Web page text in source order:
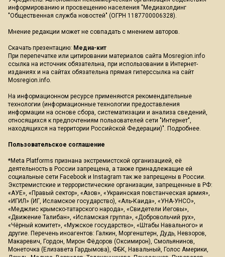
информированию и просвещению населения "Медиахолдинг
"Общественная служба новостей" (ОГРН 1187700006328).
Мнение редакции может не совпадать с мнением авторов.
Скачать презентацию: Медиа-кит
При перепечатке или цитировании материалов сайта Mosregion.info
ссылка на источник обязательна, при использовании в Интернет-
изданиях и на сайтах обязательна прямая гиперссылка на сайт
Mosregion.info.
На информационном ресурсе применяются рекомендательные
технологии (информационные технологии предоставления
информации на основе сбора, систематизации и анализа сведений,
относящихся к предпочтениям пользователей сети "Интернет",
находящихся на территории Российской Федерации)". Подробнее.
Пользовательское соглашение
*Meta Platforms признана экстремистской организацией, её
деятельность в России запрещена, а также принадлежащие ей
социальные сети Facebook и Instagram так же запрещены в России.
Экстремистские и террористические организации, запрещенные в РФ:
«АУЕ», «Правый сектор», «Азов», «Украинская повстанческая армия»,
«ИГИЛ» (ИГ, Исламское государство), «Аль-Каида», «УНА-УНСО»,
«Меджлис крымско-татарского народа», «Свидетели Иеговы»,
«Движение Талибан», «Исламская группа», «Добровольчий рух»,
«Чёрный комитет», «Мужское государство», «Штабы Навального» и
другие. Перечень иноагентов: Галкин, Моргенштерн, Дудь, Невзоров,
Макаревич, Гордон, Мирон Фёдоров (Оксимирон), Смольянинов,
Монеточка (Елизавета Гардымова), ФБК, Навальный, Голос Америки,